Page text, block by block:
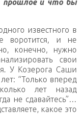
прошлое и что бы
известного в
воротится, и не
конечно, нужно
свои
У Козерога Саши
“Только вперед
лет назад
не сдавайтесь”…
какое это